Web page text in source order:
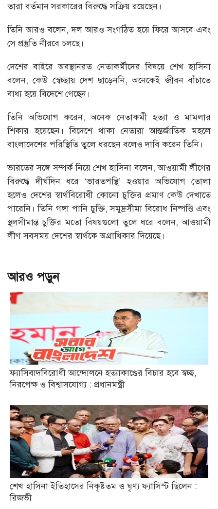
তারা বর্তমান সরকারের বিরুদ্ধে সক্রিয় রয়েছেন।
তিনি আরও বলেন, দল আরও সংগঠিত হয়ে ফিরে আসবে এবং
সে প্রস্তুতি নীরবে চলছে।
দেশের বাইরে অবস্থানরত নেতাকর্মীদের বিষয়ে শেখ হাসিনা
বলেন, কেউ স্বেচ্ছায় দেশ ছাড়েননি, অনেকেই জীবন বাঁচাতে
বাধ্য হয়ে বিদেশে গেছেন।
তিনি অভিযোগ করেন, অনেক নেতাকর্মী হত্যা ও মামলার
শিকার হয়েছেন। বিদেশে থাকা নেতারা আন্তর্জাতিক মহলে
বাংলাদেশের পরিস্থিতি তুলে ধরছেন বলেও দাবি করেন তিনি।
ভারতের সঙ্গে সম্পর্ক নিয়ে শেখ হাসিনা বলেন, আওয়ামী লীগের
বিরুদ্ধে দীর্ঘদিন ধরে ‘ভারতপন্থি’ হওয়ার অভিযোগ তোলা
হলেও দেশের স্বার্থবিরোধী কোনো চুক্তির প্রমাণ কেউ দেখাতে
পারেনি। তিনি গঙ্গা পানি চুক্তি, সমুদ্রসীমা বিরোধ নিষ্পত্তি এবং
স্থলসীমান্ত চুক্তির মতো বিষয়গুলো তুলে ধরে বলেন, আওয়ামী
লীগ সবসময় দেশের স্বার্থকে অগ্রাধিকার দিয়েছে।
আরও পড়ুন
ফ্যাসিবাদবিরোধী আন্দোলনে হত্যাকাণ্ডের বিচার হবে স্বচ্ছ,
নিরপেক্ষ ও বিশ্বাসযোগ্য : প্রধানমন্ত্রী
শেখ হাসিনা ইতিহাসের নিকৃষ্টতম ও ঘৃণ্য ফ্যাসিস্ট ছিলেন :
রিজভী